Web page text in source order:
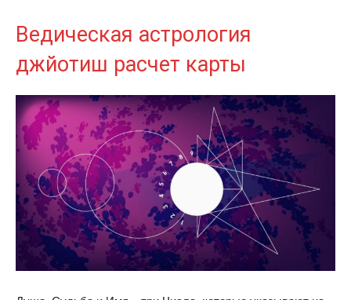
Ведическая астрология
джйотиш расчет карты